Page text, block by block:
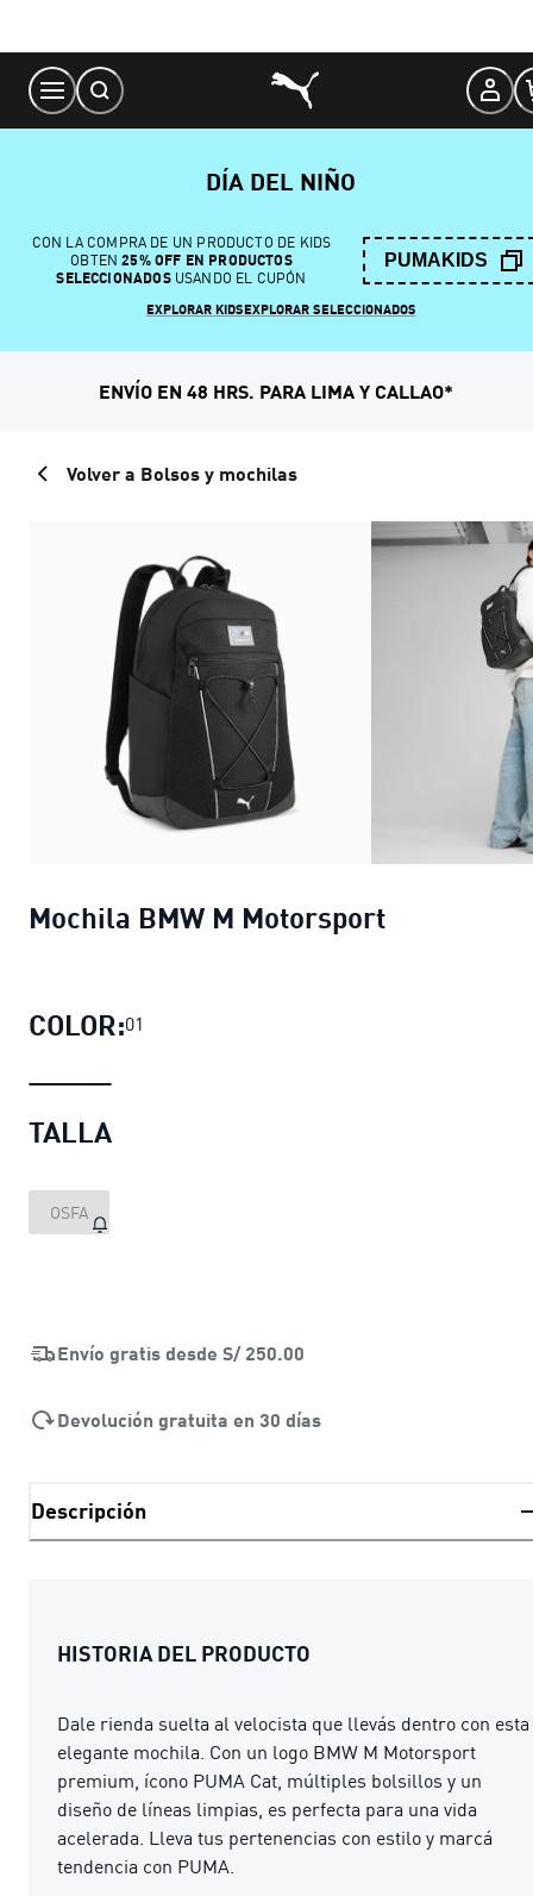
Content
DÍA DEL NIÑO
CON LA COMPRA DE UN PRODUCTO DE KIDS
OBTEN 25% OFF EN PRODUCTOS
SELECCIONADOSUSANDO EL CUPÓN
PUMAKIDS
EXPLORAR KIDSEXPLORAR SELECCIONADOS
ENVÍO EN 48 HRS. PARA LIMA Y CALLAO*
Volver a Bolsos y mochilas
Mochila BMW M Motorsport
COLOR:01
TALLA
OSFA
Envío gratis desde S/ 250.00
Devolución gratuita en 30 días
Descripción
HISTORIA DEL PRODUCTO
Dale rienda suelta al velocista que llevás dentro con esta
elegante mochila. Con un logo BMW M Motorsport
premium, ícono PUMA Cat, múltiples bolsillos y un
diseño de líneas limpias, es perfecta para una vida
acelerada. Lleva tus pertenencias con estilo y marcá
tendencia con PUMA.